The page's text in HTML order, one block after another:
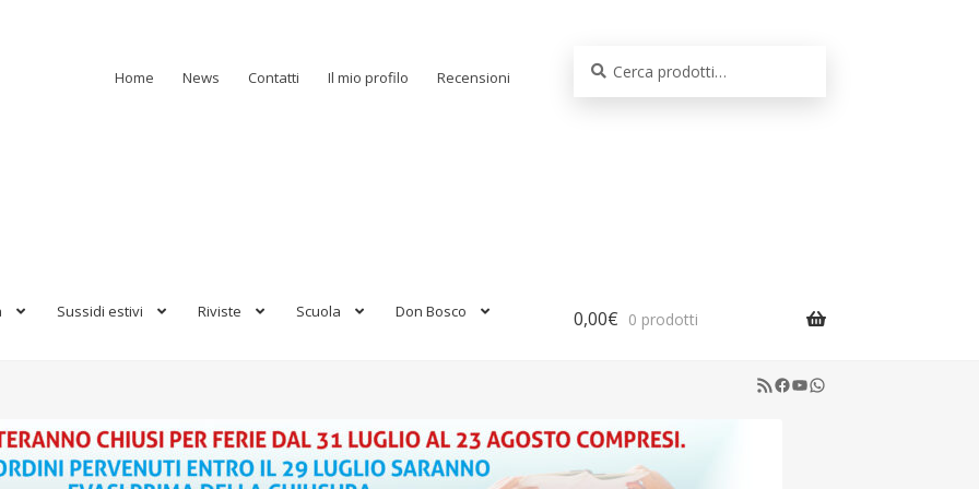
Home News Contatti Il mio profilo Recensioni
Sussidi estivi Riviste Scuola Don Bosco 0,00€ 0 prodotti
RSS Feed
Facebook
YouTube
WhatsApp